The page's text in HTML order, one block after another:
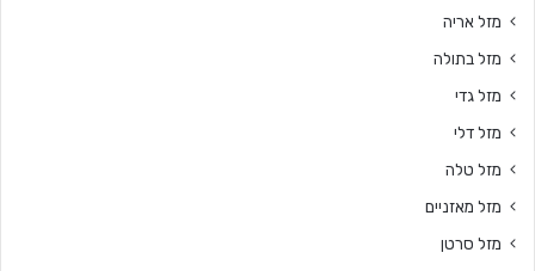
מזל אריה
מזל בתולה
מזל גדי
מזל דלי
מזל טלה
מזל מאזניים
מזל סרטן